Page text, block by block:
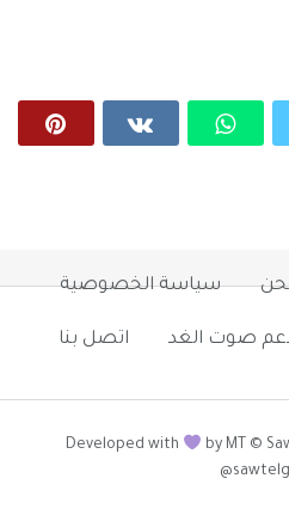
سياسة الخصوصية
صوت الغد اتصل بنا
Developed with
by MT ©